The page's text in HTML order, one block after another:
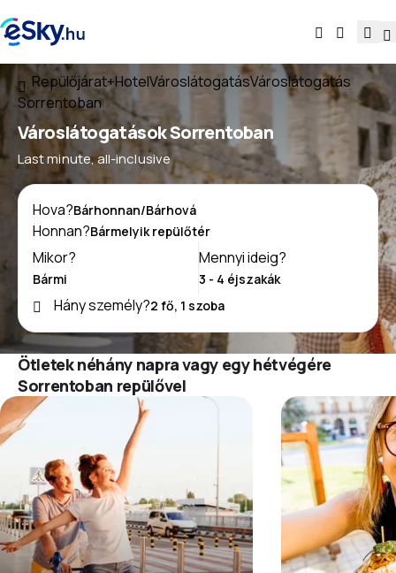
Repülőjárat+HotelVároslátogatásVároslátogatás
Sorrentoban
Városlátogatások Sorrentoban
Last minute, all-inclusive
Hova?
Honnan?
Mikor?
Mennyi ideig?
Hány személy?
Ötletek néhány napra vagy egy hétvégére
Sorrentoban repülővel